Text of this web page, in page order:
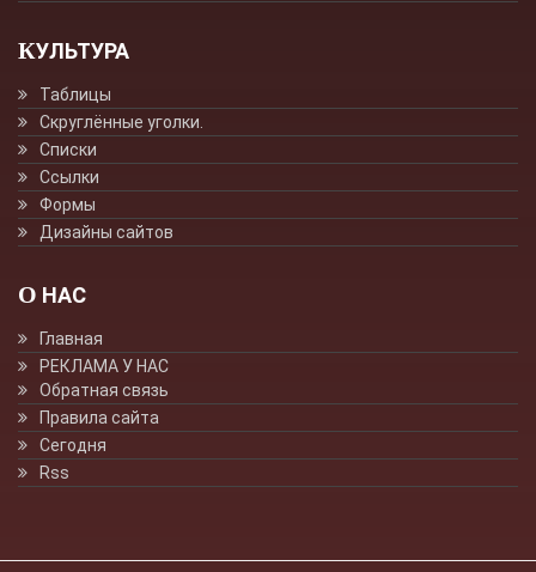
КУЛЬТУРА
Таблицы
Скруглённые уголки.
Списки
Ссылки
Формы
Дизайны сайтов
О НАС
Главная
РЕКЛАМА У НАС
Обратная связь
Правила сайта
Сегодня
Rss